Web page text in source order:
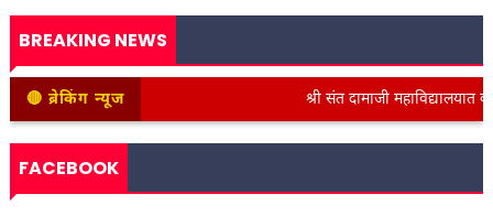
BREAKING NEWS
🔴 ब्रेकिंग न्यूज श्री संत दामाजी महाविद्यालयात
FACEBOOK